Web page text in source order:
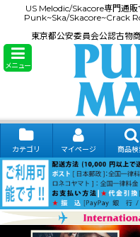
US Melodic/Skacore専門通
Punk~Ska/Skacore~Crack
東京都公安委員会公認古物
メニュー
カテゴリ マイページ 商品検